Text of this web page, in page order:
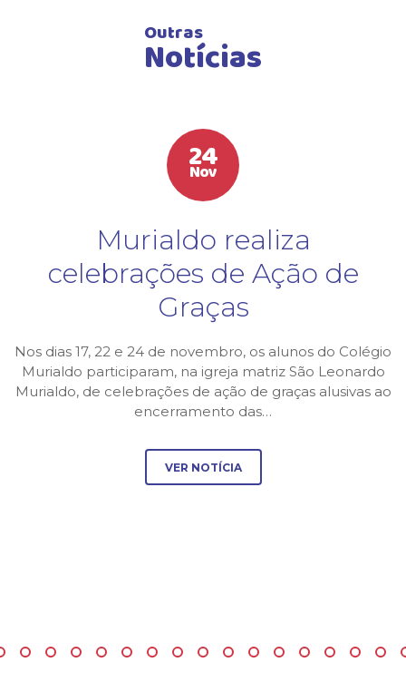
Outras
Notícias
24
Nov
Murialdo realiza
celebrações de Ação de
Graças
Nos dias 17, 22 e 24 de novembro, os alunos do Colégio
Murialdo participaram, na igreja matriz São Leonardo
Murialdo, de celebrações de ação de graças alusivas ao
encerramento das…
VER NOTÍCIA